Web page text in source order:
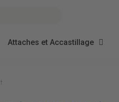
Attaches et Accastillage